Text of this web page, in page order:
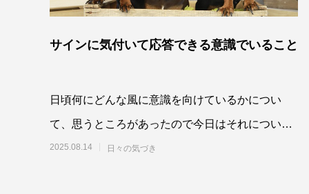
サインに気付いて応答できる意識でいること
日頃何にどんな風に意識を向けているかについ
て、思うところがあったので今日はそれについて
書いてみます。最近、人の集まる場面で、一人で
2025.08.14 日々の気づき